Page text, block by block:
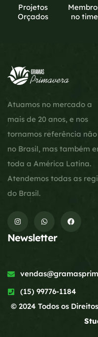
Projetos
Orçados
no time
Atuamos no mercado a
mais de 20 anos, e nos
tornamos referência não
no Brasil, mas também
toda a América Latina.
Atendemos todas as
do Brasil.
Newsletter
(15) 99776-1184
© 2024 Todos os